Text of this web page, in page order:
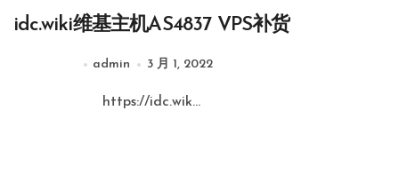
idc.wiki维基主机AS4837 VPS补货
admin 3 月 1, 2022
https://idc.wik...